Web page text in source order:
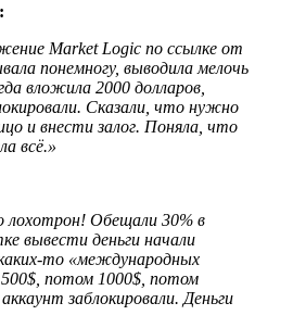
Market Logic по ссылке от
понемногу, выводила мелочь
вложила 2000 долларов,
Сказали, что нужно
и внести залог. Поняла, что
всё.»
Обещали 30% в
вывести деньги начали
то «международных
500$, потом 1000$, потом
заблокировали. Деньги